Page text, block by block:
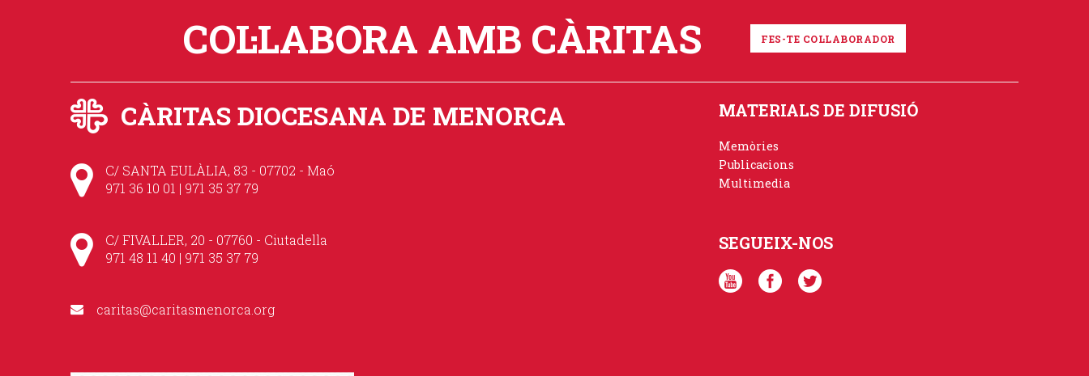
COL·LABORA AMB CÀRITAS FES-TE COL·LABORADOR
CÀRITAS DIOCESANA DE MENORCA
C/ SANTA EULÀLIA, 83 - 07702 - Maó
971 36 10 01 | 971 35 37 79
C/ FIVALLER, 20 - 07760 - Ciutadella
971 48 11 40 | 971 35 37 79
caritas@caritasmenorca.org
MATERIALS DE DIFUSIÓ
Memòries
Publicacions
Multimedia
SEGUEIX-NOS